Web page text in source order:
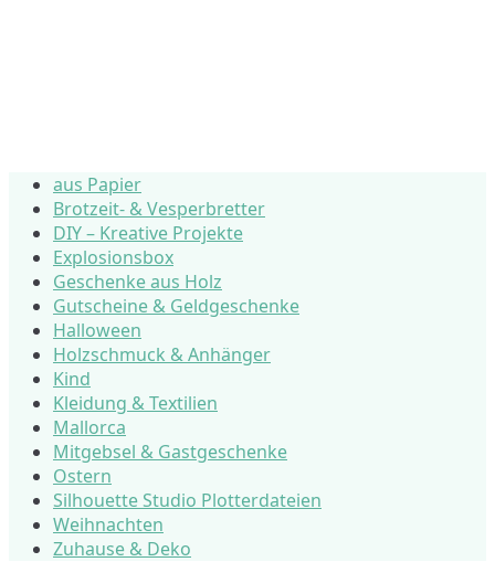
aus Papier
Brotzeit- & Vesperbretter
DIY – Kreative Projekte
Explosionsbox
Geschenke aus Holz
Gutscheine & Geldgeschenke
Halloween
Holzschmuck & Anhänger
Kind
Kleidung & Textilien
Mallorca
Mitgebsel & Gastgeschenke
Ostern
Silhouette Studio Plotterdateien
Weihnachten
Zuhause & Deko